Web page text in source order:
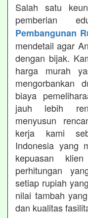
Salah satu
pemberian
Pembangunan
mendetail agar
dengan bijak.
harga murah
mengorbankan
biaya
jauh lebih
menyusun
kerja kami
Indonesia yang
kepuasan
perhitungan
setiap rupiah
nilai tambah
dan kualitas